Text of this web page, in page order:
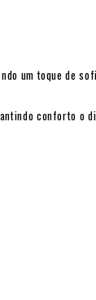
um toque de
conforto o